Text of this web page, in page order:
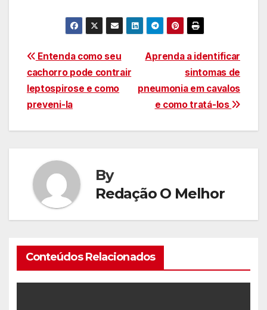
Navegação
de
Post
Aprenda a identificar
sintomas de
pneumonia em cavalos
e como tratá-los
Entenda como seu
cachorro pode contrair
leptospirose e como
preveni-la
By
Redação O Melhor
Conteúdos Relacionados